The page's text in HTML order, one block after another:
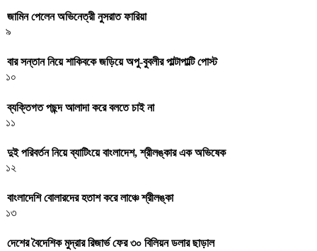
জামিন পেলেন অভিনেত্রী নুসরাত ফারিয়া
৯
বার সন্তান নিয়ে শাকিবকে জড়িয়ে অপু-বুবলীর পাল্টাপাল্টি পোস্ট
১০
ব্যক্তিগত পছন্দ আলাদা করে বলতে চাই না
১১
দুই পরিবর্তন নিয়ে ব্যাটিংয়ে বাংলাদেশ, শ্রীলঙ্কার এক অভিষেক
১২
বাংলাদেশি বোলারদের হতাশ করে লাঞ্চে শ্রীলঙ্কা
১৩
দেশের বৈদেশিক মুদ্রার রিজার্ভ ফের ৩০ বিলিয়ন ডলার ছাড়াল